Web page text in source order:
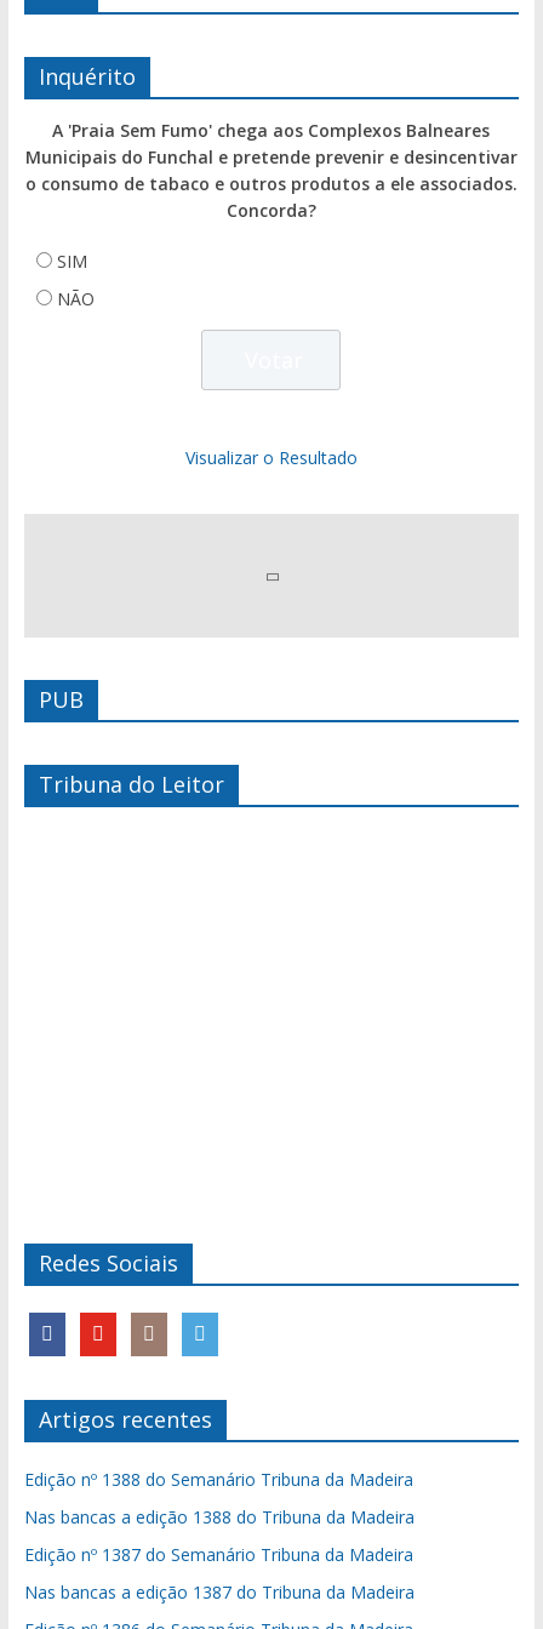
Inquérito
A 'Praia Sem Fumo' chega aos Complexos Balneares
Municipais do Funchal e pretende prevenir e desincentivar
o consumo de tabaco e outros produtos a ele associados.
Concorda?
SIM
NÃO
Visualizar o Resultado
PUB
Tribuna do Leitor
Redes Sociais
Artigos recentes
Edição nº 1388 do Semanário Tribuna da Madeira
Nas bancas a edição 1388 do Tribuna da Madeira
Edição nº 1387 do Semanário Tribuna da Madeira
Nas bancas a edição 1387 do Tribuna da Madeira